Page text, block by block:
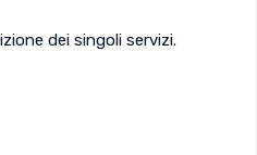
dei singoli servizi.